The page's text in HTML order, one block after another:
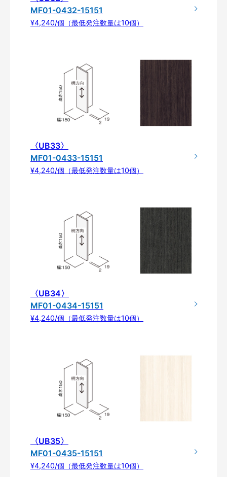
MF01-0432-15151
¥4,240/個（最低発注数量は10個）
〈UB33〉
MF01-0433-15151
¥4,240/個（最低発注数量は10個）
〈UB34〉
MF01-0434-15151
¥4,240/個（最低発注数量は10個）
〈UB35〉
MF01-0435-15151
¥4,240/個（最低発注数量は10個）